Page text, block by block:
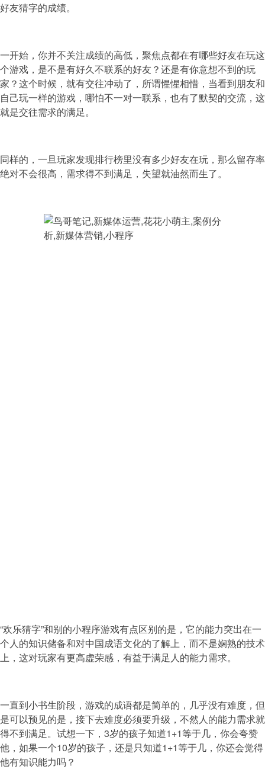
好友猜字的成绩。
一开始，你并不关注成绩的高低，聚焦点都在有哪些好友在玩这
个游戏，是不是有好久不联系的好友？还是有你意想不到的玩
家？这个时候，就有交往冲动了，所谓惺惺相惜，当看到朋友和
自己玩一样的游戏，哪怕不一对一联系，也有了默契的交流，这
就是交往需求的满足。
同样的，一旦玩家发现排行榜里没有多少好友在玩，那么留存率
绝对不会很高，需求得不到满足，失望就油然而生了。
“欢乐猜字”和别的小程序游戏有点区别的是，它的能力突出在一
个人的知识储备和对中国成语文化的了解上，而不是娴熟的技术
上，这对玩家有更高虚荣感，有益于满足人的能力需求。
一直到小书生阶段，游戏的成语都是简单的，几乎没有难度，但
是可以预见的是，接下去难度必须要升级，不然人的能力需求就
得不到满足。试想一下，3岁的孩子知道1+1等于几，你会夸赞
他，如果一个10岁的孩子，还是只知道1+1等于几，你还会觉得
他有知识能力吗？